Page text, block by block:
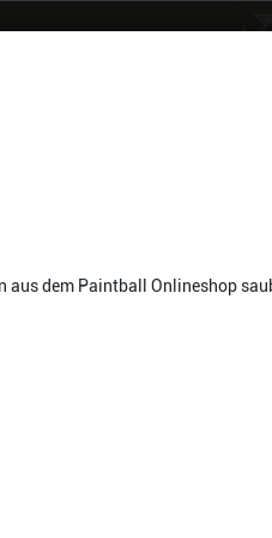
dem Paintball Onlineshop